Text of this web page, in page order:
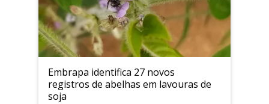
Embrapa identifica 27 novos
registros de abelhas em lavouras de
soja